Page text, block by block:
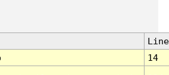
Line
14